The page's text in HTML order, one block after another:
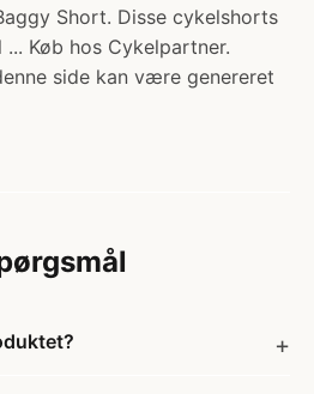
Short. Disse cykelshorts
Køb hos Cykelpartner.
side kan være genereret